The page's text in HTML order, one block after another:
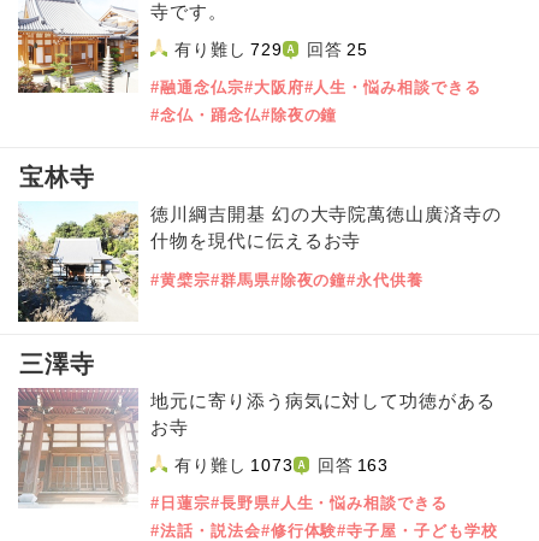
寺です。
有り難し 729 回答 25
#融通念仏宗#大阪府#人生・悩み相談できる
#念仏・踊念仏#除夜の鐘
宝林寺
徳川綱吉開基 幻の大寺院萬徳山廣済寺の
什物を現代に伝えるお寺
#黄檗宗#群馬県#除夜の鐘#永代供養
三澤寺
地元に寄り添う病気に対して功徳がある
お寺
有り難し 1073 回答 163
#日蓮宗#長野県#人生・悩み相談できる
#法話・説法会#修行体験#寺子屋・子ども学校